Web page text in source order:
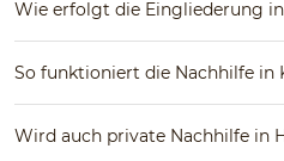
Wie erfolgt die Eingliederung
So funktioniert die Nachhilfe in
Wird auch private Nachhilfe in